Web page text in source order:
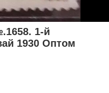
1-й
1930 Оптом